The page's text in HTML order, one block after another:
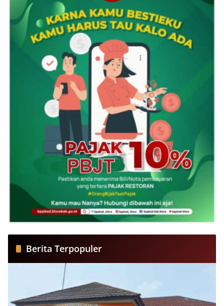
Berita Terpopuler